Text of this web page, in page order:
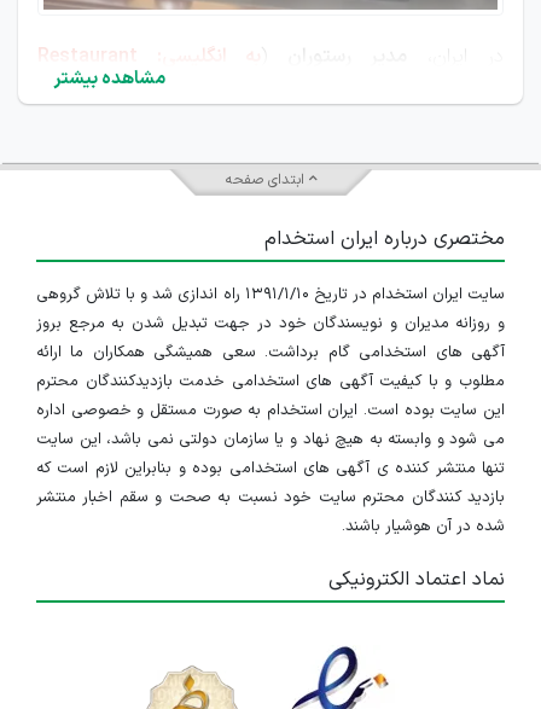
مدیر رستوران (
به انگلیسی: Restaurant
Manager) نقش کلیدی در جلب رضایت مشتریان و
مسئول درک نیازها و انتظارات مشتریان از رستوران است. با
شناسایی این نیازها و انتظارات، مدیر رستوران تمام
بخش‌های رستوران را به‌طور هماهنگ پیش می‌برد تا
مشتریان تجربه‌ای فراتر از انتظارشان داشته باشند. باتوجه به
اینکه صنعت رستوران‌ و کافه‌ در ایران با رقابت شدیدی
مواجه است، کارفرمایان اغلب به دنبال همکاری با مدیرانی
خلاق هستند که روش‌های جدید و نوین در زمینه مدیریت و
کنترل کافه و رستوران را داشته باشند. اگر شمانیز فکر
شاید بد نباشد نگاه دقیق‌تری داشته باشید! براساس نتایج
بررسی‌های کارشناسان ایران استخدام از مجموع آگهی های
استخدام مدیر رستوران در ایران، گفتنی است برخلاف تصور
مشاهده بیشتر
ابتدای صفحه
مختصری درباره ایران استخدام
سایت ایران استخدام در تاریخ ۱۳۹۱/۱/۱۰ راه اندازی شد و با تلاش گروهی
و روزانه مدیران و نویسندگان خود در جهت تبدیل شدن به مرجع بروز
آگهی های استخدامی گام برداشت. سعی همیشگی همکاران ما ارائه
مطلوب و با کیفیت آگهی های استخدامی خدمت بازدیدکنندگان محترم
این سایت بوده است. ایران استخدام به صورت مستقل و خصوصی اداره
می شود و وابسته به هیچ نهاد و یا سازمان دولتی نمی باشد، این سایت
تنها منتشر کننده ی آگهی های استخدامی بوده و بنابراین لازم است که
بازدید کنندگان محترم سایت خود نسبت به صحت و سقم اخبار منتشر
شده در آن هوشیار باشند.
نماد اعتماد الکترونیکی